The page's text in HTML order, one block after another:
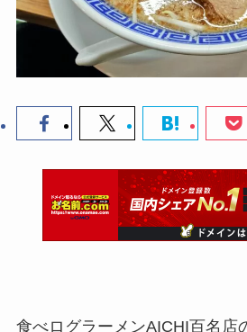
食べログラーメンAICHI百名店